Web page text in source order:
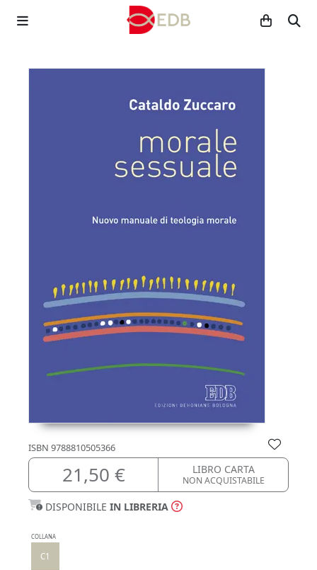
ISBN 9788810505366
21,50 € LIBRO CARTA
NON ACQUISTABILE
DISPONIBILE IN LIBRERIA
COLLANA
C1